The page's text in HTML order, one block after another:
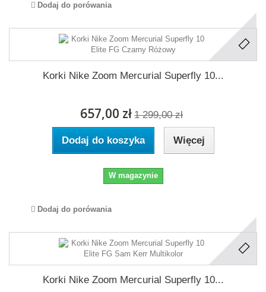
Dodaj do porówania
Korki Nike Zoom Mercurial Superfly 10...
657,00 zł 1 299,00 zł
Dodaj do koszyka Więcej
W magazynie
Dodaj do porówania
Korki Nike Zoom Mercurial Superfly 10...